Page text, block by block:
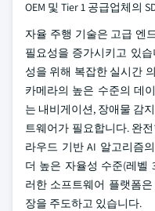
OEM 및 Tier 1 공급업체의
자율 주행 기술은 고급 엔
필요성을 증가시키고 있
성을 위해 복잡한 실시간
카메라의 높은 수준의 데
는 내비게이션, 장애물 감
트웨어가 필요합니다. 완
라우드 기반 AI 알고리즘
더 높은 자율성 수준(레벨
러한 소프트웨어 플랫폼
장을 주도하고 있습니다.